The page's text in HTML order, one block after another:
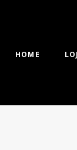
HOME